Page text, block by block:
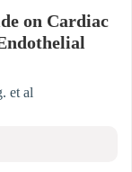
on Cardiac
et al